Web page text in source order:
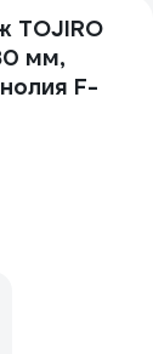
TOJIRO
мм,
F-